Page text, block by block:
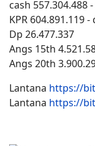
cash 557.304.488
KPR 604.891.119
Dp 26.477.337
Angs 15th
Angs 20th
Lantana https://
Lantana https://